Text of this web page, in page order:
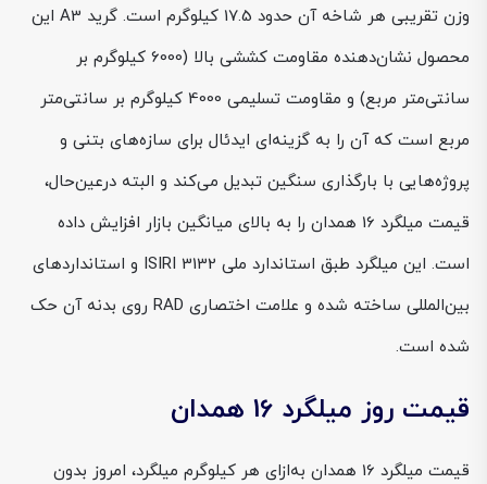
وزن تقریبی هر شاخه آن حدود 17.5 کیلوگرم است. گرید A3 این
محصول نشان‌دهنده مقاومت کششی بالا (6000 کیلوگرم بر
سانتی‌متر مربع) و مقاومت تسلیمی 4000 کیلوگرم بر سانتی‌متر
مربع است که آن را به گزینه‌ای ایدئال برای سازه‌های بتنی و
پروژه‌هایی با بارگذاری سنگین تبدیل می‌کند و البته درعین‌حال،
قیمت میلگرد 16 همدان را به بالای میانگین بازار افزایش داده
است. این میلگرد طبق استاندارد ملی ISIRI 3132 و استانداردهای
بین‌المللی ساخته شده و علامت اختصاری RAD روی بدنه آن حک
شده است.
قیمت روز میلگرد 16 همدان
قیمت میلگرد 16 همدان به‌ازای هر کیلوگرم میلگرد، امروز بدون